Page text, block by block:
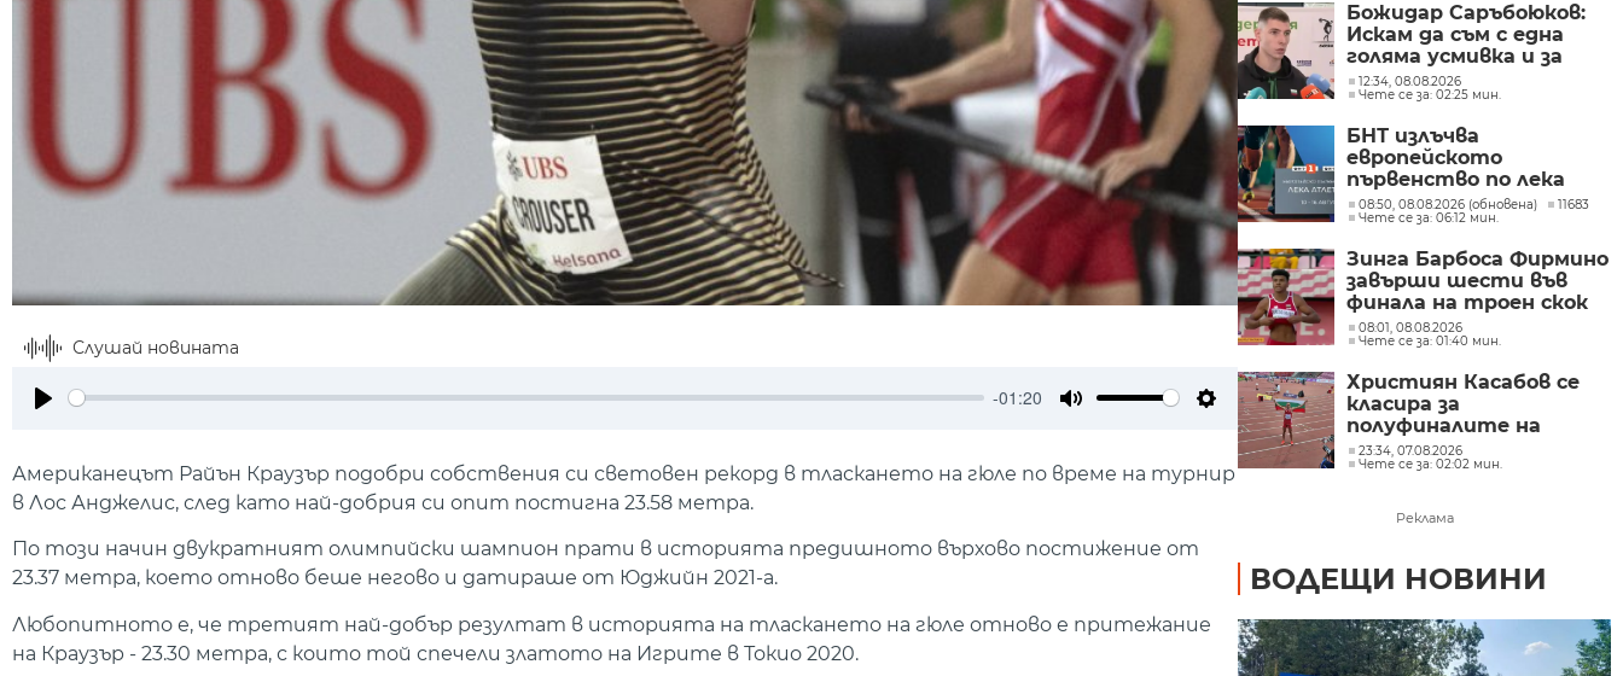
Слушай новината
-01:20
Settings
Американецът Райън Краузър подобри собствения си световен рекорд в тласкането на гюле по време на турнир
в Лос Анджелис, след като най-добрия си опит постигна 23.58 метра.
По този начин двукратният олимпийски шампион прати в историята предишното върхово постижение от
23.37 метра, което отново беше негово и датираше от Юджийн 2021-а.
Любопитното е, че третият най-добър резултат в историята на тласкането на гюле отново е притежание
на Краузър - 23.30 метра, с които той спечели златото на Игрите в Токио 2020.
Божидар Саръбоюков:
Искам да съм с една
голяма усмивка и за
първи път да съм
удовлетворен от
самото състезание
12:34, 08.08.2026
Чете се за: 02:25 мин.
БНТ излъчва
европейското
първенство по лека
атлетика - вижте
програмата
08:50, 08.08.2026 (обновена)
11683
Чете се за: 06:12 мин.
Зинга Барбоса Фирмино
завърши шести във
финала на троен скок
на световното
първенство по лека
атлетика до 20 г. в
Юджийн
08:01, 08.08.2026
Чете се за: 01:40 мин.
Християн Касабов се
класира за
полуфиналите на
световното
първенство в Юджийн
23:34, 07.08.2026
Чете се за: 02:02 мин.
Реклама
ВОДЕЩИ НОВИНИ